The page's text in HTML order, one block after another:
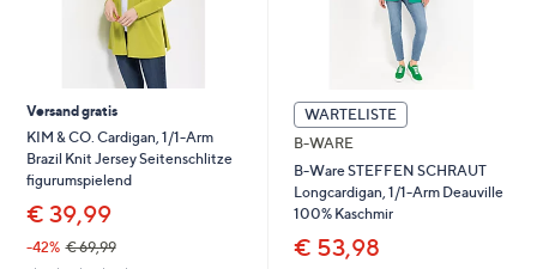
Versand gratis
KIM & CO. Cardigan, 1/1-Arm
Brazil Knit Jersey Seitenschlitze
figurumspielend
€ 39,99
-42% € 69,99
WARTELISTE
B-WARE
B-Ware STEFFEN SCHRAUT
Longcardigan, 1/1-Arm Deauville
100% Kaschmir
€ 53,98